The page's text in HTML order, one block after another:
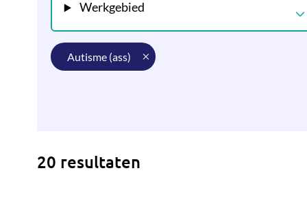
Werkgebied
autisme (ass)
20 resultaten